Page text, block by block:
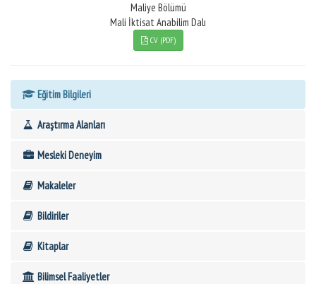
Maliye Bölümü
Mali İktisat Anabilim Dalı
CV (PDF)
Eğitim Bilgileri
Araştırma Alanları
Mesleki Deneyim
Makaleler
Bildiriler
Kitaplar
Bilimsel Faaliyetler